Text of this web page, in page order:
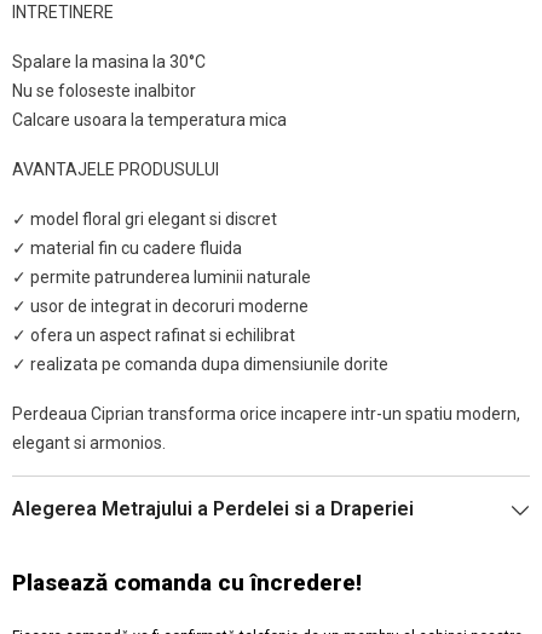
INTRETINERE
Spalare la masina la 30°C
Nu se foloseste inalbitor
Calcare usoara la temperatura mica
AVANTAJELE PRODUSULUI
✓ model floral gri elegant si discret
✓ material fin cu cadere fluida
✓ permite patrunderea luminii naturale
✓ usor de integrat in decoruri moderne
✓ ofera un aspect rafinat si echilibrat
✓ realizata pe comanda dupa dimensiunile dorite
Perdeaua Ciprian transforma orice incapere intr-un spatiu modern,
elegant si armonios.
Alegerea Metrajului a Perdelei si a Draperiei
Plasează comanda cu încredere!